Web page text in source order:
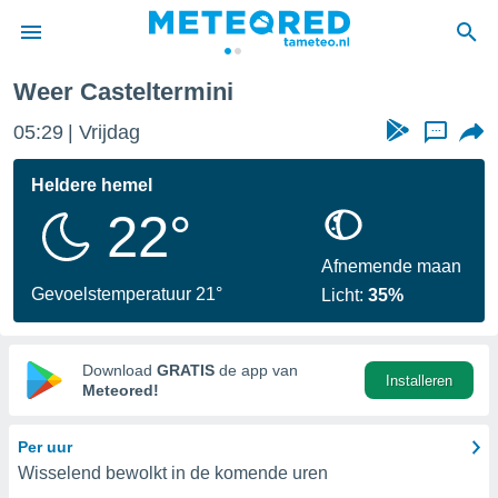
door
verstrekte
hoge
hebt de
voor
op basis
Weer Casteltermini
05:29 Vrijdag ...
Heldere hemel
22°
Gevoelstemperatuur 21°
Afnemende maan
Licht:35%
Download GRATIS de app van
Meteored!
Installeren
Per uur
Wisselend bewolkt in de komende uren